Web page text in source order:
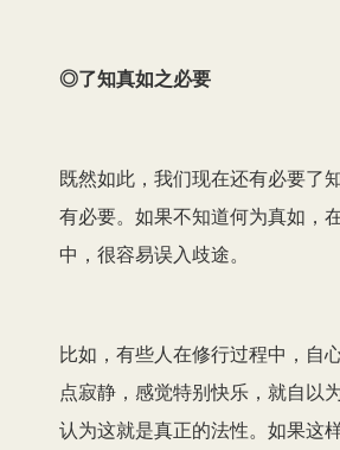
◎了知真如之必要
既然如此，我们现在还有必要了
有必要。如果不知道何为真如，
中，很容易误入歧途。
比如，有些人在修行过程中，自
点寂静，感觉特别快乐，就自以
认为这就是真正的法性。如果这